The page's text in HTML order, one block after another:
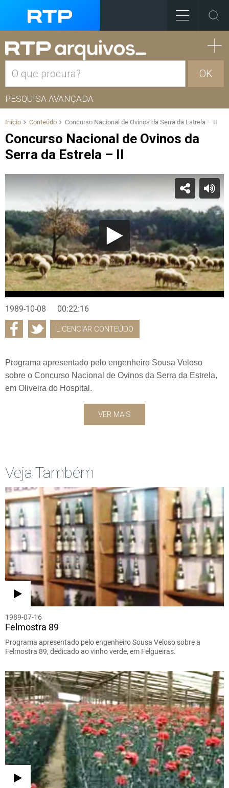
OK
PESQUISA AVANÇADA
Início Conteúdo Concurso Nacional de Ovinos da Serra da Estrela – II
Concurso Nacional de Ovinos da
Serra da Estrela – II
1989-10-08 00:22:16
LICENCIAR CONTEÚDO
Programa apresentado pelo engenheiro Sousa Veloso
sobre o Concurso Nacional de Ovinos da Serra da Estrela,
em Oliveira do Hospital.
VER MAIS
Veja Também
1989-07-16
Felmostra 89
Programa apresentado pelo engenheiro Sousa Veloso sobre a
Felmostra 89, dedicado ao vinho verde, em Felgueiras.